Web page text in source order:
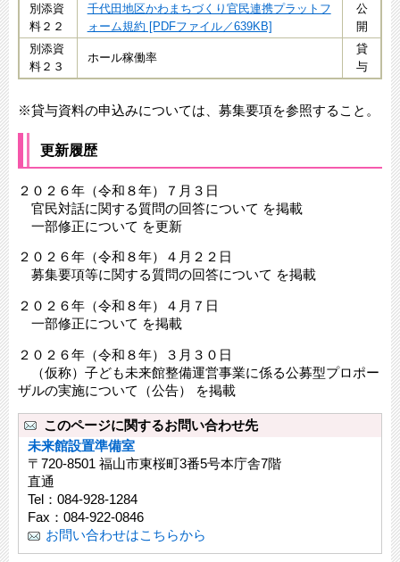
別添資
料２２
千代田地区かわまちづくり官民連携プラットフ
ォーム規約 [PDFファイル／639KB]
​公
開
別添資
料２３
ホール稼働率
貸
与
※貸与資料の申込みについては、募集要項を参照すること。
更新履歴
２０２６年（令和８年）７月３日
官民対話に関する質問の回答について を掲載
一部修正について を更新
２０２６年（令和８年）４月２２日
募集要項等に関する質問の回答について を掲載
２０２６年（令和８年）４月７日
一部修正について を掲載
２０２６年（令和８年）３月３０日
（仮称）子ども未来館整備運営事業に係る公募型プロポー
ザルの実施について（公告） を掲載
このページに関するお問い合わせ先
未来館設置準備室
〒720-8501 福山市東桜町3番5号本庁舎7階
直通
Tel：084-928-1284
Fax：084-922-0846
お問い合わせはこちらから